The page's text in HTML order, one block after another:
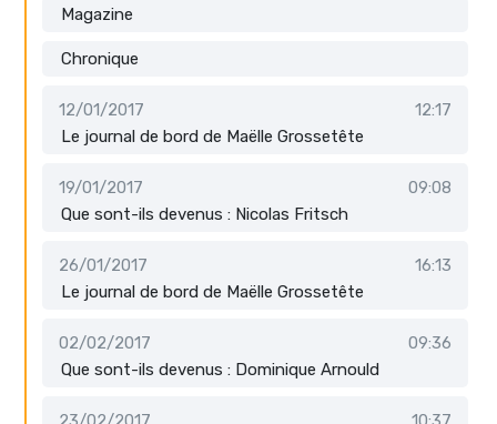
Magazine
Chronique
12/01/2017
12:17
Le journal de bord de Maëlle Grossetête
19/01/2017
09:08
Que sont-ils devenus : Nicolas Fritsch
26/01/2017
16:13
Le journal de bord de Maëlle Grossetête
02/02/2017
09:36
Que sont-ils devenus : Dominique Arnould